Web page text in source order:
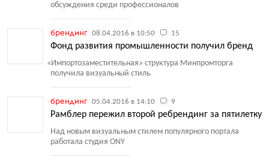
обсуждения среди профессионалов
брендинг 08.04.2016 в 10:50 15
Фонд развития промышленности получил бренд
«Импортозаместительная» структура Минпромторга
получила визуальный стиль
брендинг 05.04.2016 в 14:10 9
Рамблер пережил второй ребрендинг за пятилетку
Над новым визуальным стилем популярного портала
работала студия ONY